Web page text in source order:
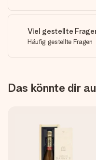
Viel gestellte
Häufig gestellte Fragen
Das könnte dir